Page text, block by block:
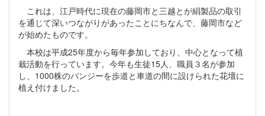
これは、江戸時代に現在の藤岡市と三越とが絹製品の取引
を通じて深いつながりがあったことにちなんで、藤岡市など
が始めたものです。
本校は平成25年度から毎年参加しており、中心となって植
栽活動を行っています。今年も生徒15人、職員３名が参加
し、1000株のパンジーを歩道と車道の間に設けられた花壇に
植え付けました。